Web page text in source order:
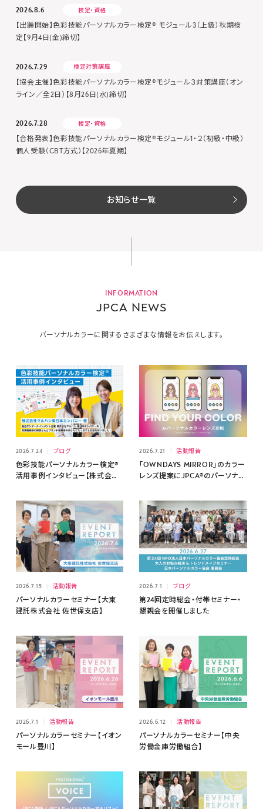
2026.8.6 検定・資格
【出願開始】色彩技能パーソナルカラー検定® モジュール3（上級）秋期検
定【9月4日(金)締切】
2026.7.29 検定対策講座
【協会主催】色彩技能パーソナルカラー検定®モジュール３対策講座（オン
ライン／全2日）【8月26日(水)締切】
2026.7.28 検定・資格
【合格発表】色彩技能パーソナルカラー検定®モジュール1・２（初級・中級）
個人受験（CBT方式）【2026年夏期】
お知らせ一覧
INFORMATION
JPCA NEWS
パーソナルカラーに関するさまざまな情報をお伝えします。
2026.7.24 ブログ
色彩技能パーソナルカラー検定®
活用事例インタビュー【株式会社
2026.7.21 活動報告
「OWNDAYS MIRROR」のカラー
レンズ提案にJPCA®のパーソナル
2026.7.15 活動報告
パーソナルカラーセミナー【大東
建託株式会社 佐世保支店】
2026.7.1 ブログ
第24回定時総会・付帯セミナー・
懇親会を開催しました
2026.7.1 活動報告
パーソナルカラーセミナー【イオン
モール豊川】
2026.6.12 活動報告
パーソナルカラーセミナー【中央
労働金庫労働組合】